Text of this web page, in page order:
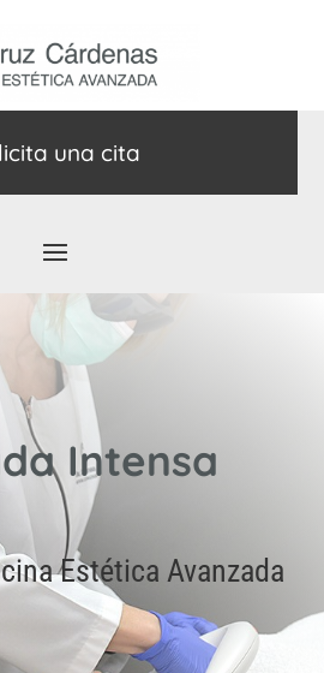
una cita
Intensa
Estética Avanzada